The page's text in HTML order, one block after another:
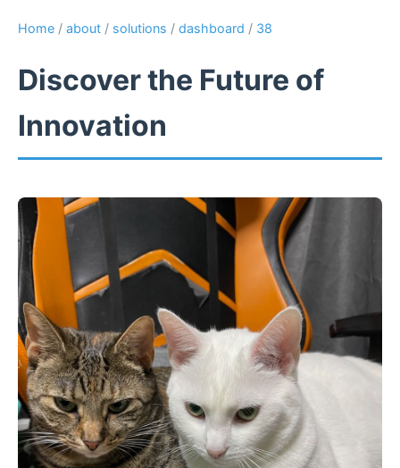
Home / about / solutions / dashboard / 38
Discover the Future of
Innovation